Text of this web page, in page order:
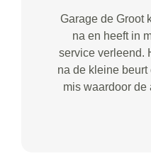
Garage de Groot
na en heeft in
service verleend.
na de kleine
mis waardoor de